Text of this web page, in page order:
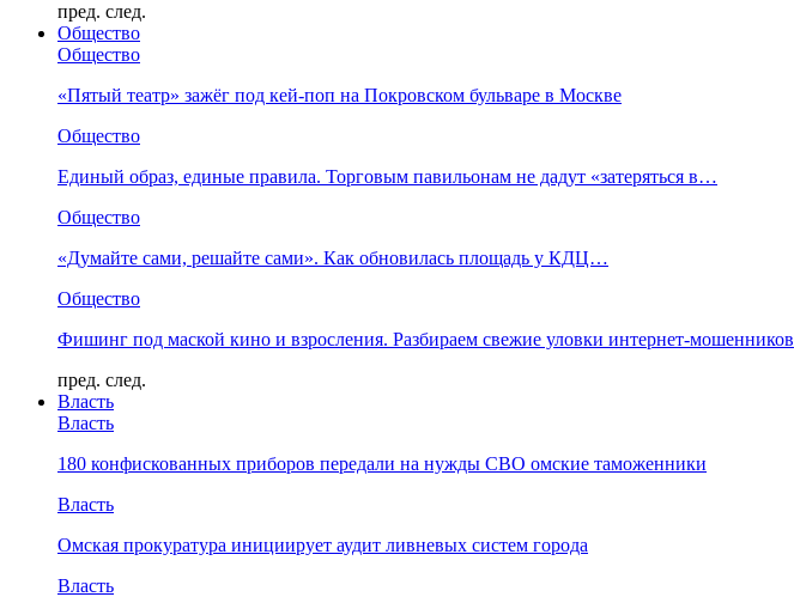
пред. след.
Общество
Общество
«Пятый театр» зажёг под кей-поп на Покровском бульваре в Москве
Общество
Единый образ, единые правила. Торговым павильонам не дадут «затеряться в…
Общество
«Думайте сами, решайте сами». Как обновилась площадь у КДЦ…
Общество
Фишинг под маской кино и взросления. Разбираем свежие уловки интернет-мошенников
пред. след.
Власть
Власть
180 конфискованных приборов передали на нужды СВО омские таможенники
Власть
Омская прокуратура инициирует аудит ливневых систем города
Власть